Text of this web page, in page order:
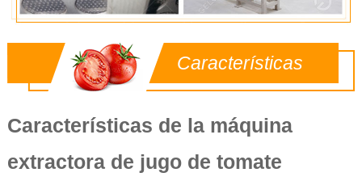
Características
Características de la máquina
extractora de jugo de tomate